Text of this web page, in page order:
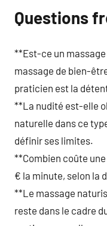
Questions
**Est-ce un massage
massage de bien-
praticien est la
**La nudité est-elle
naturelle dans ce
définir ses limites.
**Combien coûte
€ la minute, selon la
**Le massage
reste dans le cadre